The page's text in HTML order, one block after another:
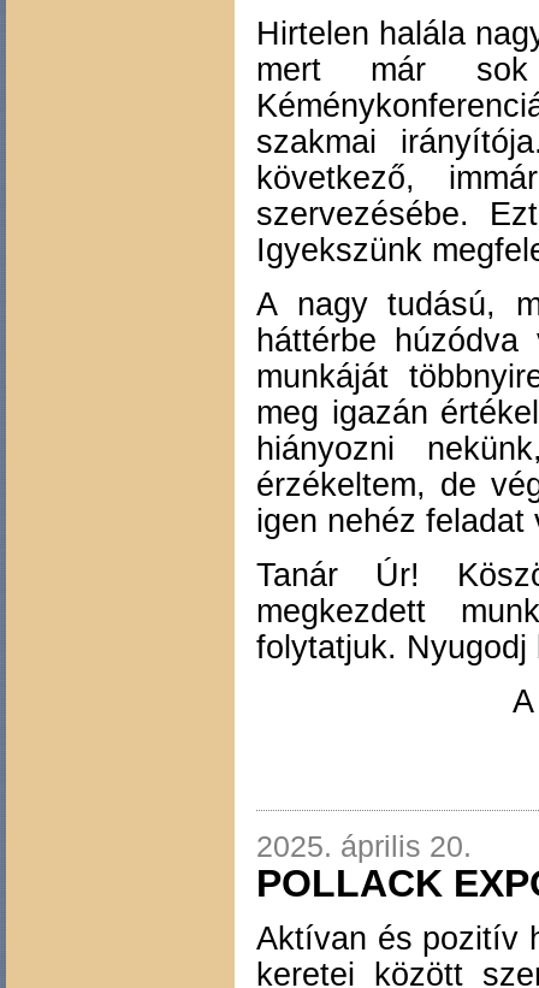
Hirtelen halála
mert már
szakmai
következő,
szervezésébe.
Igyekszünk
A nagy tudású,
háttérbe
munkáját
meg igazán
hiányozni
érzékeltem, de
igen nehéz feladat
Tanár Úr!
megkezdett
folytatjuk. Nyugodj
2025. április 20.
POLLACK
Aktívan és pozitív
keretei között